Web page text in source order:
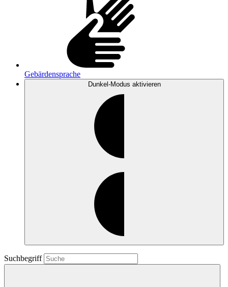
Gebärdensprache
Dunkel-Modus aktivieren
Suchbegriff